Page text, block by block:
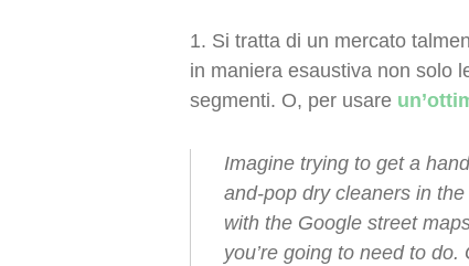
1. Si tratta di un mercato
in maniera esaustiva non solo
segmenti. O, per usare
Imagine trying to get a
and-pop dry cleaners in
with the Google street
you’re going to need to